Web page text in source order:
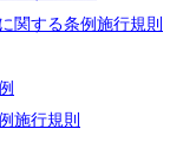
関する条例施行規則
施行規則